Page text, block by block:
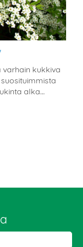
varhain kukkiva
alka...